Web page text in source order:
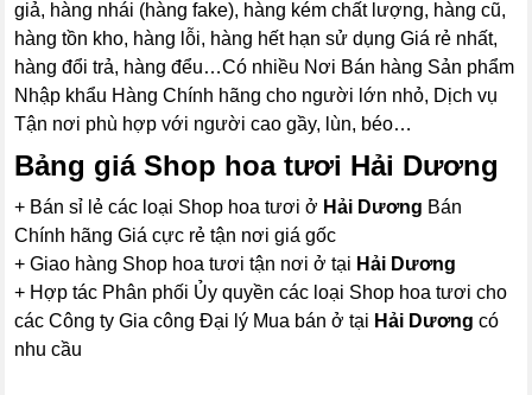
giả, hàng nhái (hàng fake), hàng kém chất lượng, hàng cũ,
hàng tồn kho, hàng lỗi, hàng hết hạn sử dụng Giá rẻ nhất,
hàng đổi trả, hàng đểu…Có nhiều Nơi Bán hàng Sản phẩm
Nhập khẩu Hàng Chính hãng cho người lớn nhỏ, Dịch vụ
Tận nơi phù hợp với người cao gầy, lùn, béo…
Bảng giá Shop hoa tươi Hải Dương
+ Bán sỉ lẻ các loại Shop hoa tươi ở Hải Dương Bán
Chính hãng Giá cực rẻ tận nơi giá gốc
+ Giao hàng Shop hoa tươi tận nơi ở tại Hải Dương
+ Hợp tác Phân phối Ủy quyền các loại Shop hoa tươi cho
các Công ty Gia công Đại lý Mua bán ở tại Hải Dương có
nhu cầu